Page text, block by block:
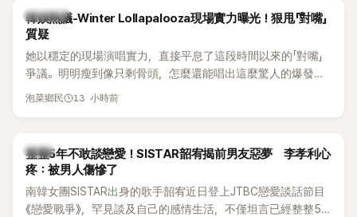
細身材下的超狂背肌與肩膀線條，反差感十足，讓不少網友看
傻直呼：「原來她身材這麼猛！」
熱議討論
韓娛熱議-Winter Lollapalooza現場實力曝光！狠甩「對嘴」
質疑
她以穩定的現場演唱實力，直接平息了這段時間以來的「對嘴」
爭議。明明瘦到像只剩骨頭，怎麼還能唱出這麼驚人的爆發力
和音量？
泡菜鄉民 13 小時前
韓星
整整5年不敢談戀愛！SISTAR韶宥揭前男友惡夢 李孝利心
疼：被男人傷慘了
南韓女團SISTAR出身的歌手韶宥近日登上JTBC戀愛談話節目
《戀愛戰爭》，罕見談及自己的感情生活，不僅坦言已經整整5